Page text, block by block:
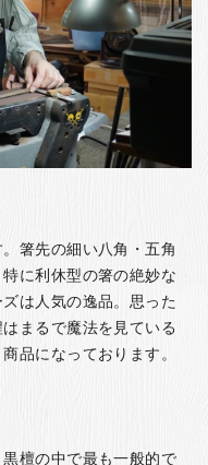
箸先の細い八角・五角
に利休型の箸の絶妙な
は人気の逸品。思った
まるで魔法を見ている
品になっております。
檀の中で最も一般的で